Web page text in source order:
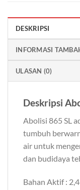
DESKRIPSI
INFORMASI
ULASAN (0)
Deskripsi
Abolisi 865 SL
tumbuh
air untuk
dan budidaya
Bahan Aktif :